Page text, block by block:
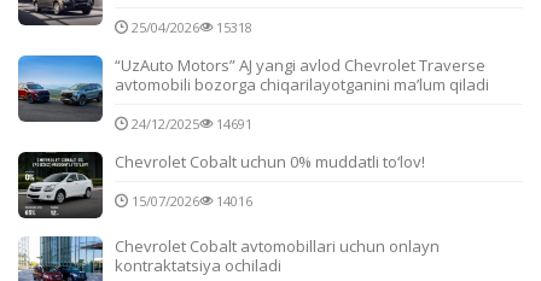
25/04/2026 15318
“UzAuto Motors” AJ yangi avlod Chevrolet Traverse
avtomobili bozorga chiqarilayotganini ma’lum qiladi
24/12/2025 14691
Chevrolet Cobalt uchun 0% muddatli to‘lov!
15/07/2026 14016
Chevrolet Cobalt avtomobillari uchun onlayn
kontraktatsiya ochiladi